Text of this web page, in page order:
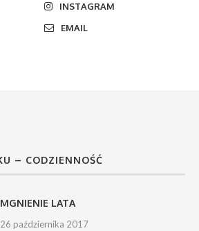
INSTAGRAM
EMAIL
– CODZIENNOŚĆ
MGNIENIE LATA
26 października 2017